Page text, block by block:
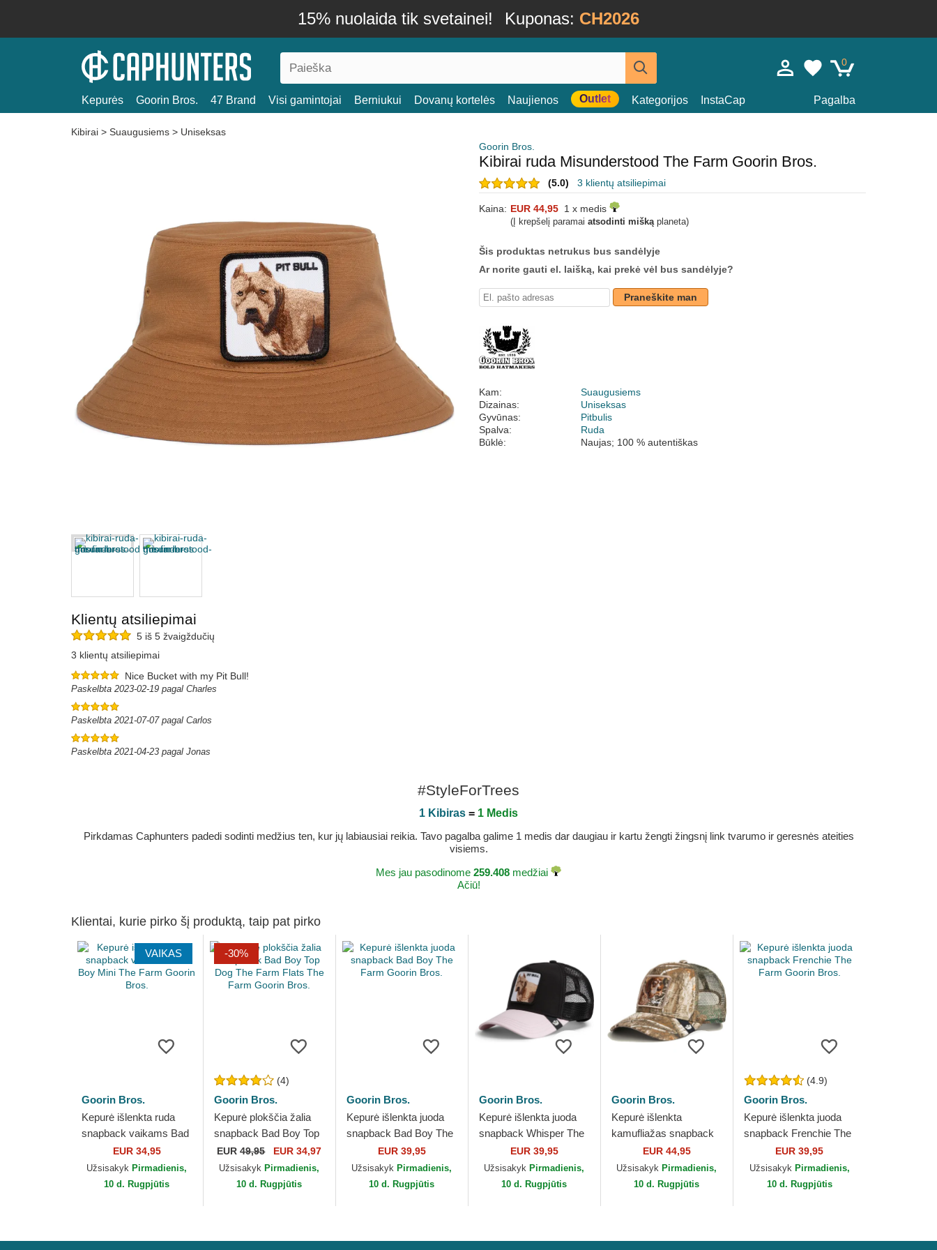
15% nuolaida tik svetainei! Kuponas: CH2026
0
Kepurės Goorin Bros. 47 Brand Visi gamintojai Berniukui Dovanų kortelės Naujienos Outlet Kategorijos InstaCap Pagalba
Kibirai > Suaugusiems > Uniseksas
Goorin Bros.
Kibirai ruda Misunderstood The Farm Goorin Bros.
(5.0) 3 klientų atsiliepimai
Kaina: EUR 44,95 1 x medis
(Į krepšelį paramai atsodinti miškąplaneta)
Šis produktas netrukus bus sandėlyje
Ar norite gauti el. laišką, kai prekė vėl bus sandėlyje?
Praneškite man
Kam:
Suaugusiems
Dizainas:
Uniseksas
Gyvūnas:
Pitbulis
Spalva:
Ruda
Būklė:
Naujas; 100 % autentiškas
Klientų atsiliepimai
5 iš 5 žvaigždučių
3 klientų atsiliepimai
Nice Bucket with my Pit Bull!
Paskelbta 2023-02-19 pagal Charles
Paskelbta 2021-07-07 pagal Carlos
Paskelbta 2021-04-23 pagal Jonas
#StyleForTrees
1 Kibiras = 1 Medis
Pirkdamas Caphunters padedi sodinti medžius ten, kur jų labiausiai reikia. Tavo pagalba galime 1 medis dar daugiau ir kartu žengti žingsnį link tvarumo ir geresnės ateities
visiems.
Mes jau pasodinome 259.408 medžiai
Ačiū!
Klientai, kurie pirko šį produktą, taip pat pirko
VAIKAS
Goorin Bros.
Kepurė išlenkta ruda
snapback vaikams Bad
Boy Mini The Farm
Goorin Bros.
EUR 34,95
Užsisakyk Pirmadienis,
10 d. Rugpjūtis
-30%
(4)
Goorin Bros.
Kepurė plokščia žalia
snapback Bad Boy Top
Dog The Farm Flats
The Farm Goorin Bros.
EUR49,95 EUR 34,97
Užsisakyk Pirmadienis,
10 d. Rugpjūtis
Goorin Bros.
Kepurė išlenkta juoda
snapback Bad Boy The
Farm Goorin Bros.
EUR 39,95
Užsisakyk Pirmadienis,
10 d. Rugpjūtis
Goorin Bros.
Kepurė išlenkta juoda
snapback Whisper The
The Farm Goorin Bros.
EUR 39,95
Užsisakyk Pirmadienis,
10 d. Rugpjūtis
Goorin Bros.
Kepurė išlenkta
kamufliažas snapback
Realtree Edge Grump
Dog The Farm Goorin
Bros.
EUR 44,95
Užsisakyk Pirmadienis,
10 d. Rugpjūtis
(4.9)
Goorin Bros.
Kepurė išlenkta juoda
snapback Frenchie The
Farm Goorin Bros.
EUR 39,95
Užsisakyk Pirmadienis,
10 d. Rugpjūtis